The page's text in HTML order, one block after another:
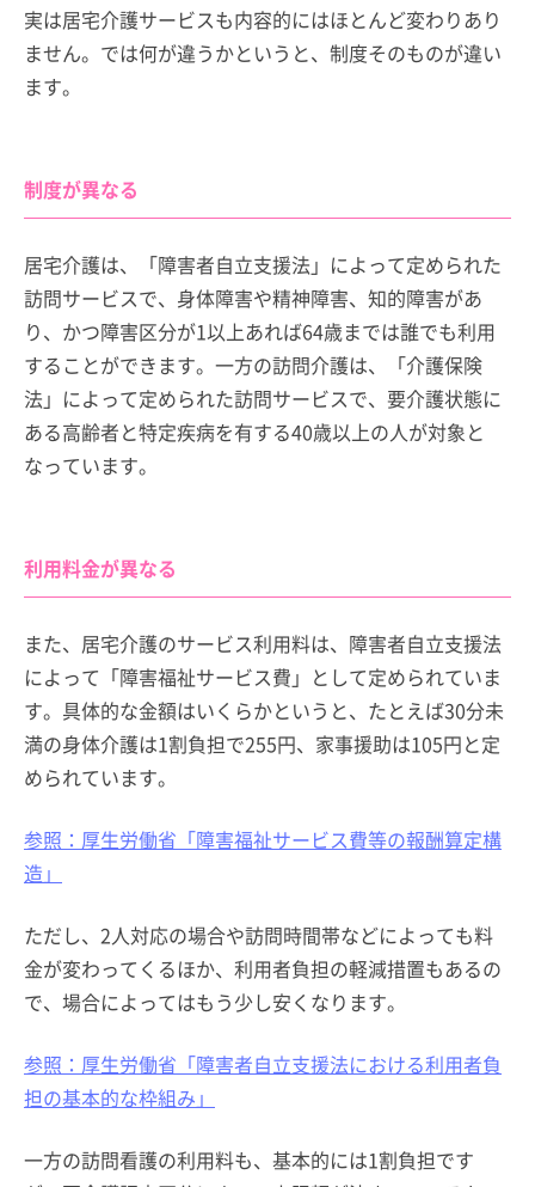
実は居宅介護サービスも内容的にはほとんど変わりあり
ません。では何が違うかというと、制度そのものが違い
ます。
制度が異なる
居宅介護は、「障害者自立支援法」によって定められた
訪問サービスで、身体障害や精神障害、知的障害があ
り、かつ障害区分が1以上あれば64歳までは誰でも利用
することができます。一方の訪問介護は、「介護保険
法」によって定められた訪問サービスで、要介護状態に
ある高齢者と特定疾病を有する40歳以上の人が対象と
なっています。
利用料金が異なる
また、居宅介護のサービス利用料は、障害者自立支援法
によって「障害福祉サービス費」として定められていま
す。具体的な金額はいくらかというと、たとえば30分未
満の身体介護は1割負担で255円、家事援助は105円と定
められています。
参照：厚生労働省「障害福祉サービス費等の報酬算定構
造」
ただし、2人対応の場合や訪問時間帯などによっても料
金が変わってくるほか、利用者負担の軽減措置もあるの
で、場合によってはもう少し安くなります。
参照：厚生労働省「障害者自立支援法における利用者負
担の基本的な枠組み」
一方の訪問看護の利用料も、基本的には1割負担です